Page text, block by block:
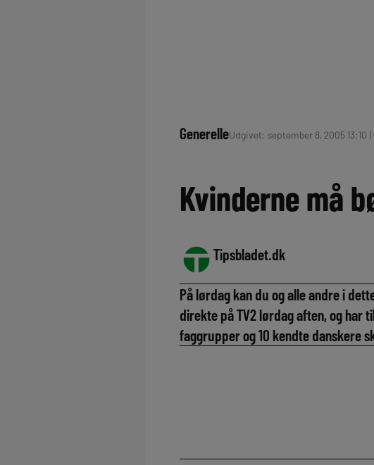
GenerelleUdgivet: september 8, 2005 13:10
Kvinderne må
Tipsbladet.dk
På lørdag kan du og alle andre i
direkte på TV2 lørdag aften, og har
faggrupper og 10 kendte danskere